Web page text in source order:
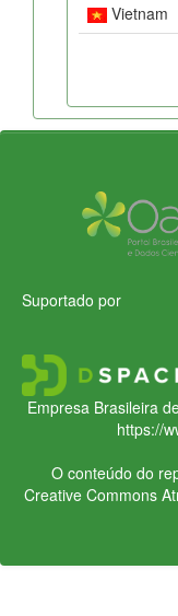
Vietnam
Suportado por
Empresa Brasileira
https://
O conteúdo do
Creative Commons